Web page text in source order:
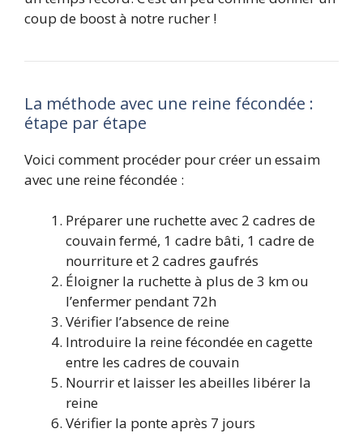
coup de boost à notre rucher !
La méthode avec une reine fécondée :
étape par étape
Voici comment procéder pour créer un essaim
avec une reine fécondée :
Préparer une ruchette avec 2 cadres de
couvain fermé, 1 cadre bâti, 1 cadre de
nourriture et 2 cadres gaufrés
Éloigner la ruchette à plus de 3 km ou
l’enfermer pendant 72h
Vérifier l’absence de reine
Introduire la reine fécondée en cagette
entre les cadres de couvain
Nourrir et laisser les abeilles libérer la
reine
Vérifier la ponte après 7 jours